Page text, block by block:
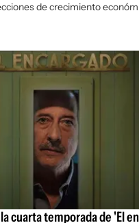
de crecimiento
cuarta temporada de 'El